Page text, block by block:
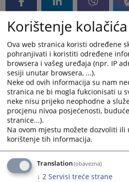
Korištenje kolačića
Ova web stranica koristi određene
pohranjivati i koristiti određene
browsera i vašeg uređaja (npr. IP
sesiji unutar browsera, ...).
Neke od ovih informacija su nam
stranica ne bi mogla fukcionisati u
neke nisu prijeko neophodne a
procjenu nivoa posjećenosti,
stranice...).
Na ovom mjestu možete dozvoliti ili
korištenje tih informacija.
Translation(obavezna)
↓ 2 Servisi treće strane